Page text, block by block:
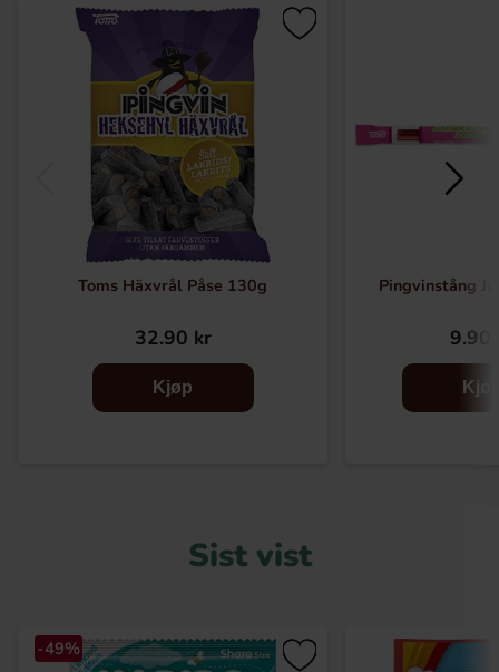
Toms Häxvrål Påse 130g
32.90 kr
Kjøp
Pingvinstång
9.90
Sist vist
-49%